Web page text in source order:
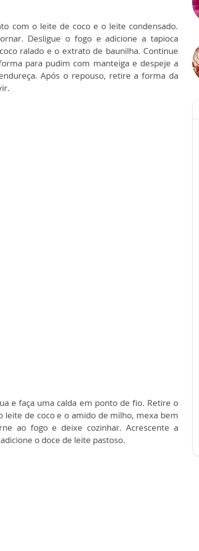
com o leite de coco e o leite condensado.
Desligue o fogo e adicione a tapioca
ralado e o extrato de baunilha. Continue
para pudim com manteiga e despeje a
Após o repouso, retire a forma da
e faça uma calda em ponto de fio. Retire o
leite de coco e o amido de milho, mexa bem
ao fogo e deixe cozinhar. Acrescente a
o doce de leite pastoso.